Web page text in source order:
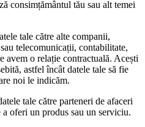
consimțământul tău sau alt temei
tale către alte companii,
telecomunicații, contabilitate,
avem o relație contractuală. Acești
astfel încât datele tale să fie
noi le indicăm.
tale către parteneri de afaceri
oferi un produs sau un serviciu.